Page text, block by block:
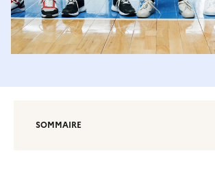
SOMMAIRE